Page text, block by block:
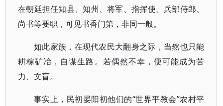
在朝廷担任知县、知州、将军、指挥使、兵部侍郎、
尚书等要职，可见书香门第，非同一般。
如此家族，在现代农民大翻身之际，当然也只能
耕稼矿冶，自谋生路。若偶然不幸，便可能成为苦
力、文盲。
事实上，民初晏阳初他们的“世界平教会”农村平